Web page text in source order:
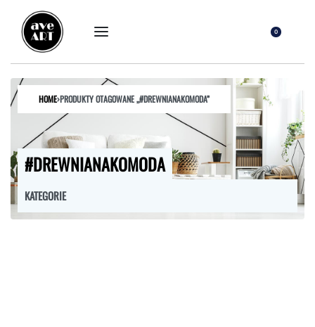
0
HOME›PRODUKTY OTAGOWANE „#DREWNIANAKOMODA”
#DREWNIANAKOMODA
KATEGORIE